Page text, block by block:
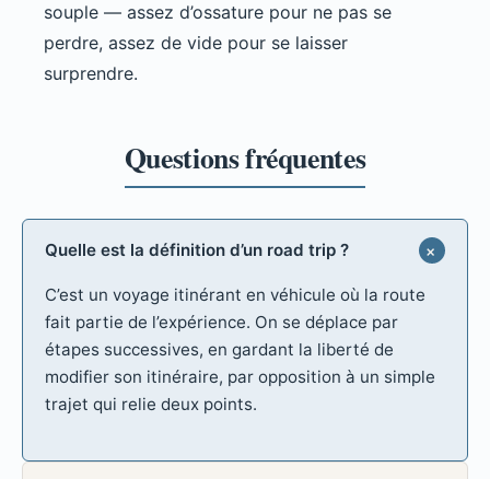
souple — assez d’ossature pour ne pas se
perdre, assez de vide pour se laisser
surprendre.
Quelle est la définition d’un road trip ?
C’est un voyage itinérant en véhicule où la route
fait partie de l’expérience. On se déplace par
étapes successives, en gardant la liberté de
modifier son itinéraire, par opposition à un simple
trajet qui relie deux points.